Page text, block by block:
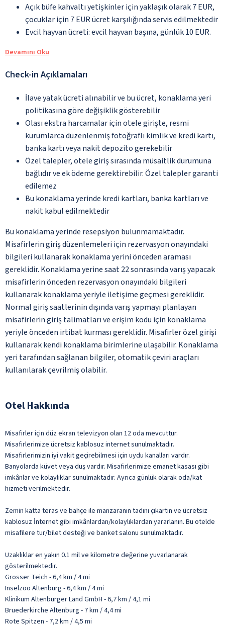
Açık büfe kahvaltı yetişkinler için yaklaşık olarak 7 EUR,
çocuklar için 7 EUR ücret karşılığında servis edilmektedir
Evcil hayvan ücreti: evcil hayvan başına, günlük 10 EUR.
Devamını Oku
Check-in Açıklamaları
İlave yatak ücreti alınabilir ve bu ücret, konaklama yeri
politikasına göre değişiklik gösterebilir
Olası ekstra harcamalar için otele girişte, resmi
kurumlarca düzenlenmiş fotoğraflı kimlik ve kredi kartı,
banka kartı veya nakit depozito gerekebilir
Özel talepler, otele giriş sırasında müsaitlik durumuna
bağlıdır ve ek ödeme gerektirebilir. Özel talepler garanti
edilemez
Bu konaklama yerinde kredi kartları, banka kartları ve
nakit kabul edilmektedir
Bu konaklama yerinde resepsiyon bulunmamaktadır.
Misafirlerin giriş düzenlemeleri için rezervasyon onayındaki
bilgileri kullanarak konaklama yerini önceden araması
gereklidir. Konaklama yerine saat 22 sonrasında varış yapacak
misafirlerin önceden rezervasyon onayındaki bilgileri
kullanarak konaklama yeriyle iletişime geçmesi gereklidir.
Normal giriş saatlerinin dışında varış yapmayı planlayan
misafirlerin giriş talimatları ve erişim kodu için konaklama
yeriyle önceden irtibat kurması gereklidir. Misafirler özel girişi
kullanarak kendi konaklama birimlerine ulaşabilir. Konaklama
yeri tarafından sağlanan bilgiler, otomatik çeviri araçları
kullanılarak çevrilmiş olabilir.
Otel Hakkında
Misafirler için düz ekran televizyon olan 12 oda mevcuttur.
Misafirlerimize ücretsiz kablosuz internet sunulmaktadır.
Misafirlerimizin iyi vakit geçirebilmesi için uydu kanalları vardır.
Banyolarda küvet veya duş vardır. Misafirlerimize emanet kasası gibi
imkânlar ve kolaylıklar sunulmaktadır. Ayrıca günlük olarak oda/kat
hizmeti verilmektedir.
Zemin katta teras ve bahçe ile manzaranın tadını çıkartın ve ücretsiz
kablosuz İnternet gibi imkânlardan/kolaylıklardan yararlanın. Bu otelde
misafilere tur/bilet desteği ve banket salonu sunulmaktadır.
Uzaklıklar en yakın 0.1 mil ve kilometre değerine yuvarlanarak
gösterilmektedir.
Grosser Teich - 6,4 km / 4 mi
Inselzoo Altenburg - 6,4 km / 4 mi
Klinikum Altenburger Land GmbH - 6,7 km / 4,1 mi
Bruederkirche Altenburg - 7 km / 4,4 mi
Rote Spitzen - 7,2 km / 4,5 mi